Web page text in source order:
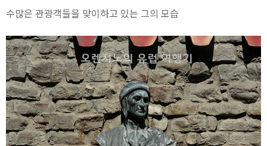
수많은 관광객들을 맞이하고 있는 그의 모습